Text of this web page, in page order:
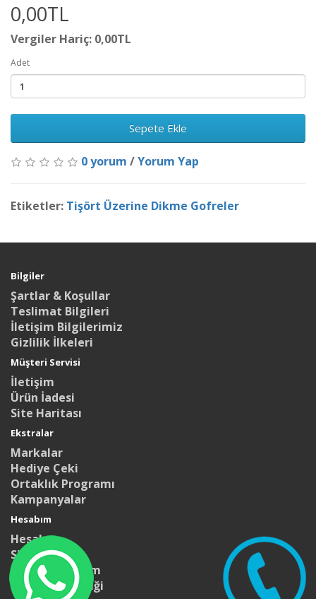
0,00TL
Vergiler Hariç: 0,00TL
Adet
Sepete Ekle
0 yorum /Yorum Yap
Etiketler: Tişört Üzerine Dikme Gofreler
Bilgiler
Şartlar & Koşullar
Teslimat Bilgileri
İletişim Bilgilerimiz
Gizlilik İlkeleri
Müşteri Servisi
İletişim
Ürün İadesi
Site Haritası
Ekstralar
Markalar
Hediye Çeki
Ortaklık Programı
Kampanyalar
Hesabım
Hesabım
Siparişlerim
Alışveriş Listem
Bülten Aboneliği